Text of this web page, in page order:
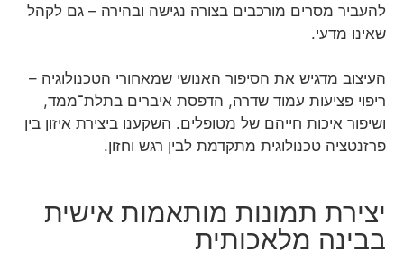
להעביר מסרים מורכבים בצורה נגישה ובהירה – גם לקהל
שאינו מדעי.
העיצוב מדגיש את הסיפור האנושי שמאחורי הטכנולוגיה –
ריפוי פציעות עמוד שדרה, הדפסת איברים בתלת־ממד,
ושיפור איכות חייהם של מטופלים. השקענו ביצירת איזון בין
פרזנטציה טכנולוגית מתקדמת לבין רגש וחזון.
יצירת תמונות מותאמות אישית
בבינה מלאכותית